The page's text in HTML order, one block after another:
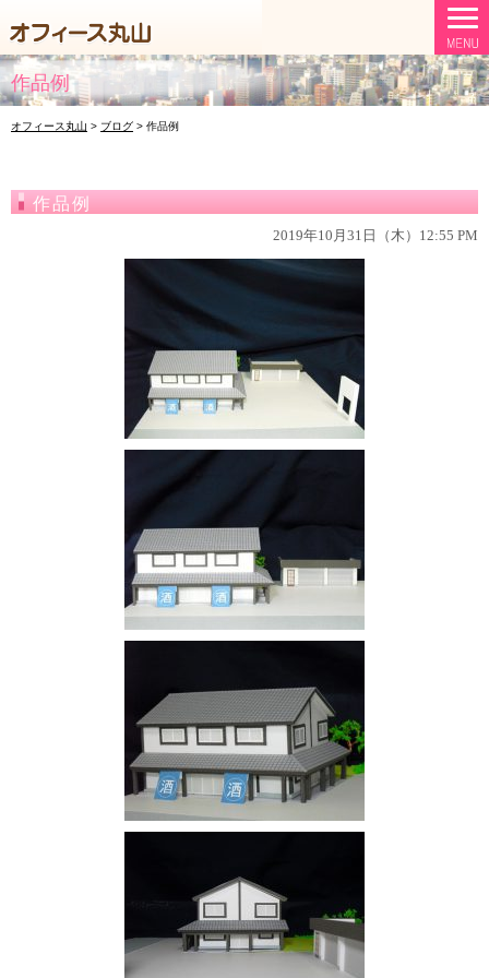
作品例
オフィース丸山 > ブログ > 作品例
作品例
2019年10月31日（木）12:55 PM